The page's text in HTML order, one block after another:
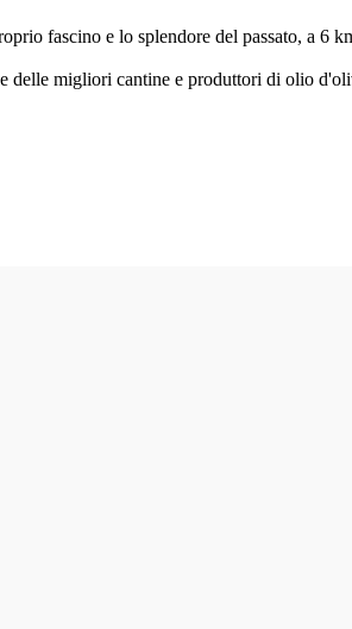
fascino e lo splendore del passato, a 6
delle migliori cantine e produttori di olio